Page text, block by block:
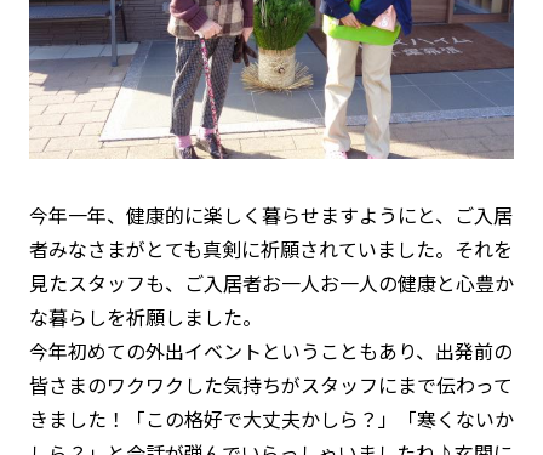
今年一年、健康的に楽しく暮らせますようにと、ご入居
者みなさまがとても真剣に祈願されていました。それを
見たスタッフも、ご入居者お一人お一人の健康と心豊か
な暮らしを祈願しました。
今年初めての外出イベントということもあり、出発前の
皆さまのワクワクした気持ちがスタッフにまで伝わって
きました！「この格好で大丈夫かしら？」「寒くないか